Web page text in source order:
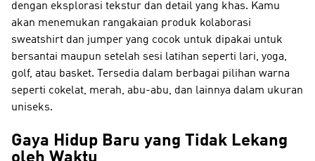
dengan eksplorasi tekstur dan detail yang khas. Kamu
akan menemukan rangakaian produk kolaborasi
sweatshirt dan jumper yang cocok untuk dipakai untuk
bersantai maupun setelah sesi latihan seperti lari, yoga,
golf, atau basket. Tersedia dalam berbagai pilihan warna
seperti cokelat, merah, abu-abu, dan lainnya dalam ukuran
uniseks.
Gaya Hidup Baru yang Tidak Lekang